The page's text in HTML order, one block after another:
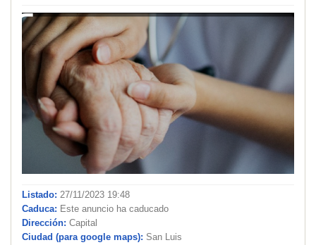
Listado: 27/11/2023 19:48
Caduca: Este anuncio ha caducado
Dirección: Capital
Ciudad (para google maps): San Luis